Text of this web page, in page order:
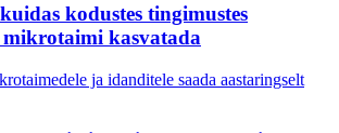
kodustes tingimustes
kasvatada
ja idanditele saada aastaringselt